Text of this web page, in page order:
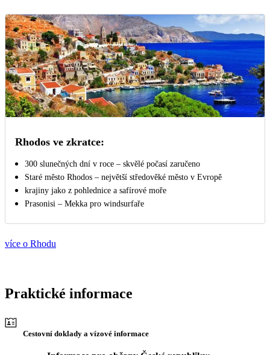
Rhodos ve zkratce:
300 slunečných dní v roce – skvělé počasí zaručeno
Staré město Rhodos – největší středověké město v Evropě
krajiny jako z pohlednice a safírové moře
Prasonisi – Mekka pro windsurfaře
více o Rhodu
Praktické informace
Cestovní doklady a vízové informace